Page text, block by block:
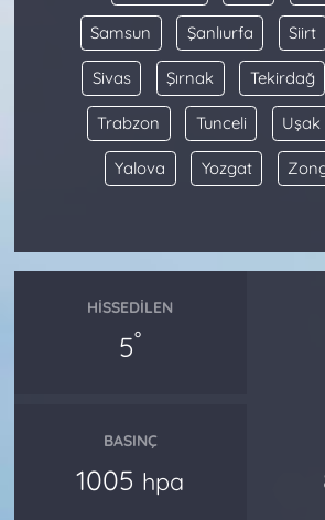
Samsun Şanlıurfa Siirt
Sivas Şırnak Tekirdağ
Trabzon Tunceli Uşak
Yalova Yozgat
HISSEDILEN
5°
BASINÇ
1005 hpa